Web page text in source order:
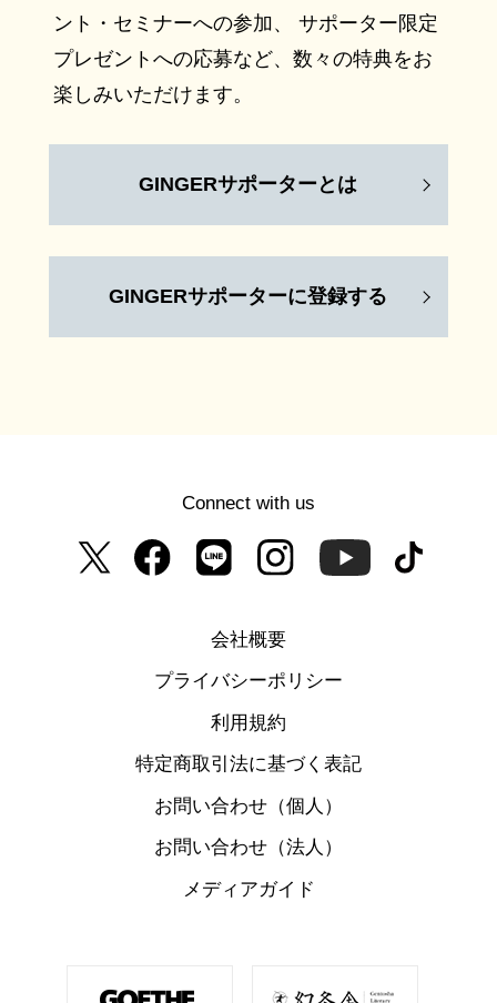
ント・セミナーへの参加、 サポーター限定
プレゼントへの応募など、数々の特典をお
楽しみいただけます。
GINGERサポーターとは
GINGERサポーターに登録する
Connect with us
会社概要
プライバシーポリシー
利用規約
特定商取引法に基づく表記
お問い合わせ（個人）
お問い合わせ（法人）
メディアガイド